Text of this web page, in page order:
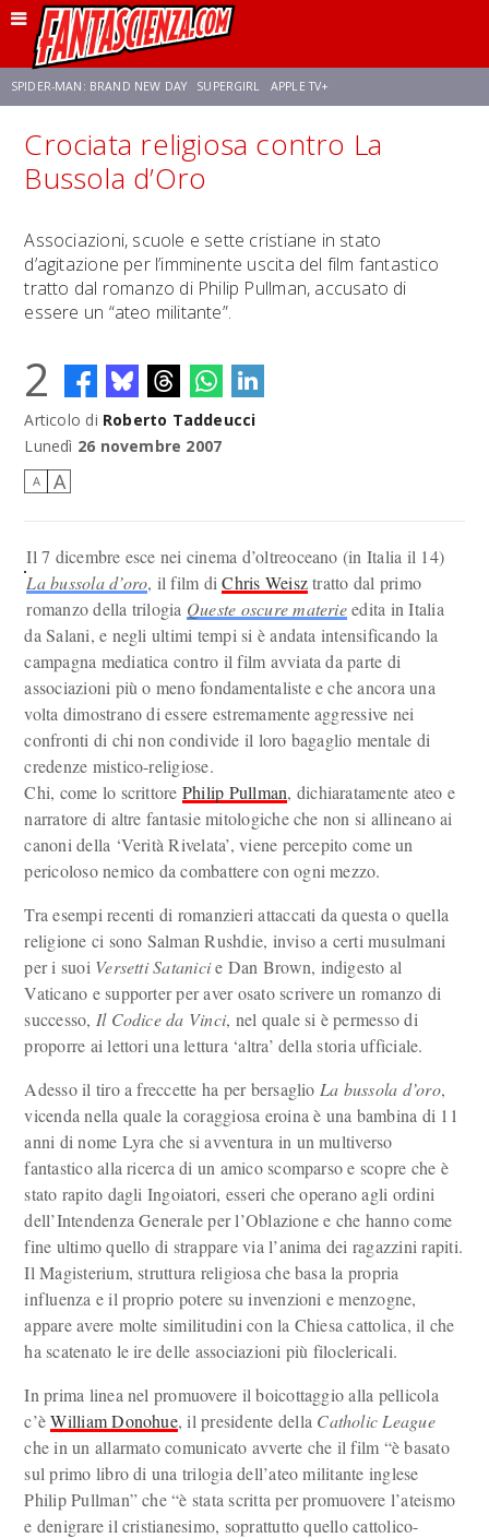
SPIDER-MAN: BRAND NEW DAY SUPERGIRL APPLE TV+
FRANCO RICCIARDIELLO ZENDAYA AVENGERS: DOOMSDAY STAR TREK
Crociata religiosa contro La
Bussola d’Oro
Associazioni, scuole e sette cristiane in stato
d’agitazione per l’imminente uscita del film fantastico
tratto dal romanzo di Philip Pullman, accusato di
essere un “ateo militante”.
2
Articolo di Roberto Taddeucci
Lunedì 26 novembre 2007
A A
Il 7 dicembre esce nei cinema d’oltreoceano (in Italia il 14)
La bussola d’oro, il film diChris Weisztratto dal primo
romanzo della trilogia Queste oscure materieedita in Italia
da Salani, e negli ultimi tempi si è andata intensificando la
campagna mediatica contro il film avviata da parte di
associazioni più o meno fondamentaliste e che ancora una
volta dimostrano di essere estremamente aggressive nei
confronti di chi non condivide il loro bagaglio mentale di
credenze mistico-religiose.
Chi, come lo scrittore Philip Pullman, dichiaratamente ateo e
narratore di altre fantasie mitologiche che non si allineano ai
canoni della ‘Verità Rivelata’, viene percepito come un
pericoloso nemico da combattere con ogni mezzo.
Tra esempi recenti di romanzieri attaccati da questa o quella
religione ci sono Salman Rushdie, inviso a certi musulmani
per i suoi Versetti Satanicie Dan Brown, indigesto al
Vaticano e supporter per aver osato scrivere un romanzo di
successo, Il Codice da Vinci, nel quale si è permesso di
proporre ai lettori una lettura ‘altra’ della storia ufficiale.
Adesso il tiro a freccette ha per bersaglio La bussola d’oro,
vicenda nella quale la coraggiosa eroina è una bambina di 11
anni di nome Lyra che si avventura in un multiverso
fantastico alla ricerca di un amico scomparso e scopre che è
stato rapito dagli Ingoiatori, esseri che operano agli ordini
dell’Intendenza Generale per l’Oblazione e che hanno come
fine ultimo quello di strappare via l’anima dei ragazzini rapiti.
Il Magisterium, struttura religiosa che basa la propria
influenza e il proprio potere su invenzioni e menzogne,
appare avere molte similitudini con la Chiesa cattolica, il che
ha scatenato le ire delle associazioni più filoclericali.
In prima linea nel promuovere il boicottaggio alla pellicola
c’èWilliam Donohue, il presidente della Catholic League
che in un allarmato comunicato avverte che il film “è basato
sul primo libro di una trilogia dell’ateo militante inglese
Philip Pullman” che “è stata scritta per promuovere l’ateismo
e denigrare il cristianesimo, soprattutto quello cattolico-